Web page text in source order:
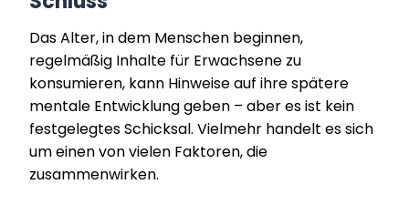
Das Alter, in dem Menschen beginnen,
regelmäßig Inhalte für Erwachsene zu
konsumieren, kann Hinweise auf ihre spätere
mentale Entwicklung geben – aber es ist kein
festgelegtes Schicksal. Vielmehr handelt es sich
um einen von vielen Faktoren, die
zusammenwirken.